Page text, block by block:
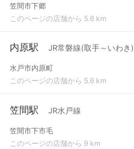
笠間市下郷
このページの店舗から 5.6 km
内原駅 JR常磐線(取手～いわき)
水戸市内原町
このページの店舗から 5.6 km
笠間駅 JR水戸線
笠間市下市毛
このページの店舗から 9 km